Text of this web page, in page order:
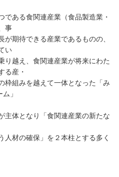
食関連産業（食品製造業・
事
待できる産業であるものの、
い
え、食関連産業が将来にわた
る産・
みを越えて一体となった「み
」
なり「食関連産業の新たな
の確保」を２本柱とする多く